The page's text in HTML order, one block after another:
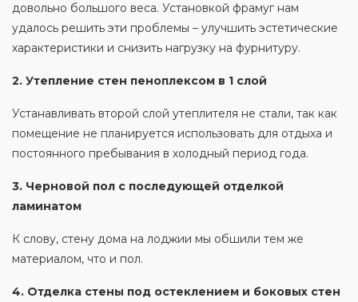
довольно большого веса. Установкой фрамуг нам
удалось решить эти проблемы – улучшить эстетические
характеристики и снизить нагрузку на фурнитуру.
2. Утепление стен пеноплексом в 1 слой
Устанавливать второй слой утеплителя не стали, так как
помещение не планируется использовать для отдыха и
постоянного пребывания в холодный период года.
3. Черновой пол с последующей отделкой
ламинатом
К слову, стену дома на лоджии мы обшили тем же
материалом, что и пол.
4. Отделка стены под остеклением и боковых стен